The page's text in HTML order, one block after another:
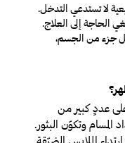
لا تستدعي التدخل.
الحاجة إلى العلاج.
كل جزء من الجسم،
عددٍ كبير من
المسام وتكوّن البثور.